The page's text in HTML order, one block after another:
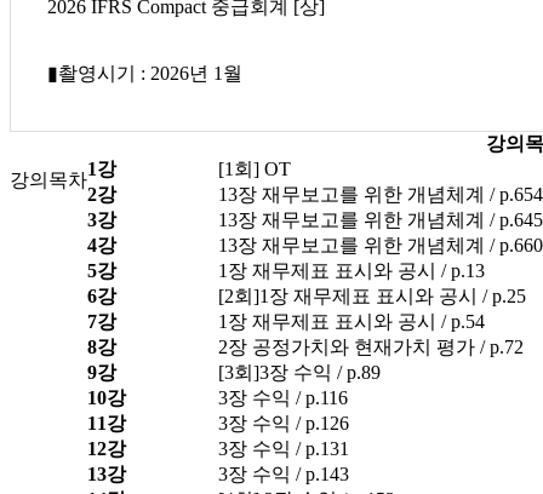
2026 IFRS Compact 중급회계 [상]
▮촬영시기 : 2026년 1월
강의목차
강의
1강
[1회] OT
2강
13장 재무보고를 위한 개념체계 / p.654
3강
13장 재무보고를 위한 개념체계 / p.645
4강
13장 재무보고를 위한 개념체계 / p.660
5강
1장 재무제표 표시와 공시 / p.13
6강
[2회]1장 재무제표 표시와 공시 / p.25
7강
1장 재무제표 표시와 공시 / p.54
8강
2장 공정가치와 현재가치 평가 / p.72
9강
[3회]3장 수익 / p.89
10강
3장 수익 / p.116
11강
3장 수익 / p.126
12강
3장 수익 / p.131
13강
3장 수익 / p.143